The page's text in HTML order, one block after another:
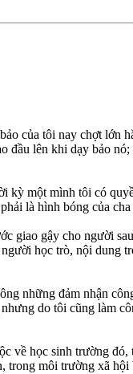
của tôi nay chợt lớn
đầu lên khi dạy bảo
một mình tôi có
là hình bóng của
giao gậy cho người
học trò, nội dung
những đảm nhận
do tôi cũng làm
về học sinh trường
môi trường xã